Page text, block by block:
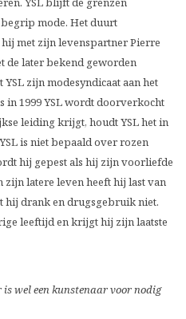
mode. Het duurt
met zijn levenspartner Pierre
de later bekend geworden
zijn modesyndicaat aan het
in 1999 YSL wordt doorverkocht
leiding krijgt, houdt YSL het in
is niet bepaald over rozen
hij gepest als hij zijn voorliefde
latere leven heeft hij last van
hij drank en drugsgebruik niet.
leeftijd en krijgt hij zijn laatste
is wel een kunstenaar voor nodig